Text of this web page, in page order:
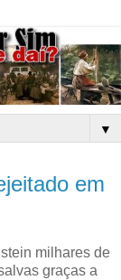
▼
em
milhares de
graças a